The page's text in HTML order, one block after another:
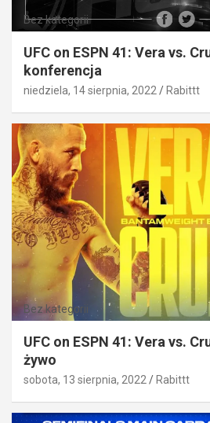
Bez kategorii
UFC on ESPN 41: Vera vs.
konferencja
niedziela, 14 sierpnia, 2022 Rabittt
Bez kategorii
UFC on ESPN 41: Vera vs.
żywo
sobota, 13 sierpnia, 2022 Rabittt